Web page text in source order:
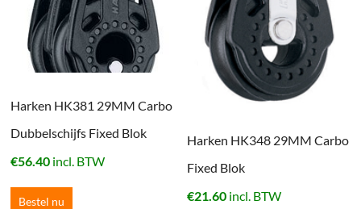
Harken HK381 29MM Carbo
Dubbelschijfs Fixed Blok
€56.40 incl. BTW
Bestel nu
Harken HK348 29MM Carbo
Fixed Blok
€21.60 incl. BTW